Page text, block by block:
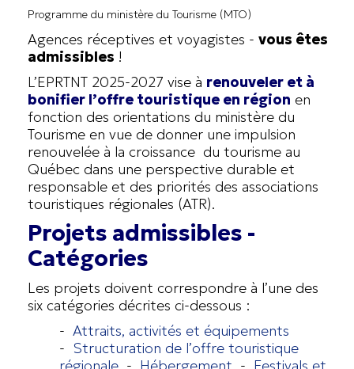
Programme du ministère du Tourisme (MTO)
Agences réceptives et voyagistes - vous êtes
admissibles !
L’EPRTNT 2025-2027 vise à renouveler et à
bonifier l’offre touristique en région en
fonction des orientations du ministère du
Tourisme en vue de donner une impulsion
renouvelée à la croissance du tourisme au
Québec dans une perspective durable et
responsable et des priorités des associations
touristiques régionales (ATR).
Projets admissibles -
Catégories
Les projets doivent correspondre à l’une des
six catégories décrites ci-dessous :
- Attraits, activités et équipements
- Structuration de l’offre touristique